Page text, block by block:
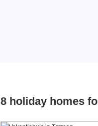
8 holiday homes